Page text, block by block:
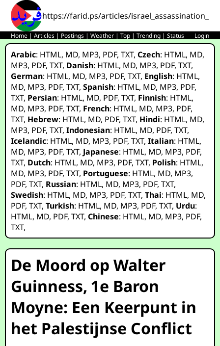
https://farid.ps/articles/
Home |Articles | Postings |Weather |Top |Trending |Status Login
Arabic: HTML, MD, MP3, PDF,TXT,Czech: HTML, MD,
MP3, PDF,TXT, Danish: HTML, MD, MP3, PDF,TXT,
German: HTML, MD, MP3, PDF,TXT, English: HTML,
MD, MP3, PDF,TXT,Spanish: HTML, MD, MP3, PDF,
TXT, Persian: HTML, MD, PDF,TXT, Finnish: HTML,
MD, MP3, PDF,TXT, French: HTML, MD, MP3, PDF,
TXT, Hebrew: HTML, MD, PDF,TXT, Hindi: HTML, MD,
MP3, PDF,TXT,Indonesian: HTML, MD, PDF,TXT,
Icelandic: HTML, MD, MP3, PDF,TXT,Italian: HTML,
MD, MP3, PDF,TXT, Japanese: HTML, MD, MP3, PDF,
TXT, Dutch: HTML, MD, MP3, PDF,TXT, Polish: HTML,
MD, MP3, PDF,TXT, Portuguese: HTML, MD, MP3,
PDF,TXT, Russian: HTML, MD, MP3, PDF,TXT,
Swedish: HTML, MD, MP3, PDF,TXT,Thai: HTML, MD,
PDF,TXT,Turkish: HTML, MD, MP3, PDF,TXT, Urdu:
HTML, MD, PDF,TXT,Chinese: HTML, MD, MP3, PDF,
TXT,
De Moord op Walter
Guinness, 1e Baron
Moyne: Een Keerpunt in
het Palestijnse Conflict